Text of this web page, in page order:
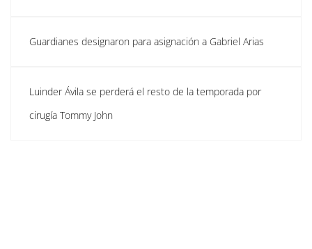
Guardianes designaron para asignación a Gabriel Arias
Luinder Ávila se perderá el resto de la temporada por
cirugía Tommy John